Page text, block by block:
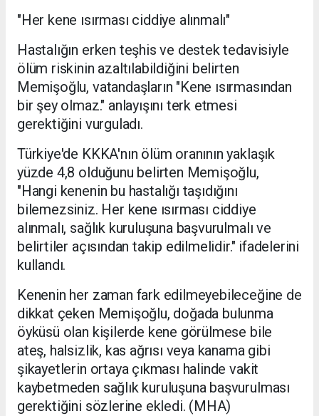
"Her kene ısırması ciddiye alınmalı"
Hastalığın erken teşhis ve destek tedavisiyle
ölüm riskinin azaltılabildiğini belirten
Memişoğlu, vatandaşların "Kene ısırmasından
bir şey olmaz." anlayışını terk etmesi
gerektiğini vurguladı.
Türkiye'de KKKA'nın ölüm oranının yaklaşık
yüzde 4,8 olduğunu belirten Memişoğlu,
"Hangi kenenin bu hastalığı taşıdığını
bilemezsiniz. Her kene ısırması ciddiye
alınmalı, sağlık kuruluşuna başvurulmalı ve
belirtiler açısından takip edilmelidir." ifadelerini
kullandı.
Kenenin her zaman fark edilmeyebileceğine de
dikkat çeken Memişoğlu, doğada bulunma
öyküsü olan kişilerde kene görülmese bile
ateş, halsizlik, kas ağrısı veya kanama gibi
şikayetlerin ortaya çıkması halinde vakit
kaybetmeden sağlık kuruluşuna başvurulması
gerektiğini sözlerine ekledi. (MHA)